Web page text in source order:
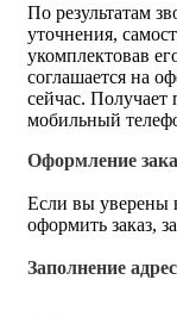
По результатам
уточнения,
укомплектовав
соглашается на
сейчас. Получает
мобильный
Оформление
Если вы уверены
оформить заказ,
Заполнение